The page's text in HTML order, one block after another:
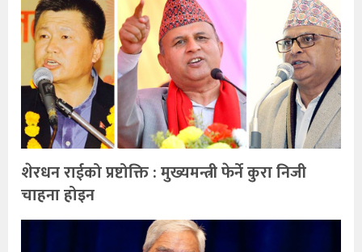
शेरधन राईको प्रष्टोक्ति : मुख्यमन्त्री फेर्ने कुरा निजी
चाहना होइन